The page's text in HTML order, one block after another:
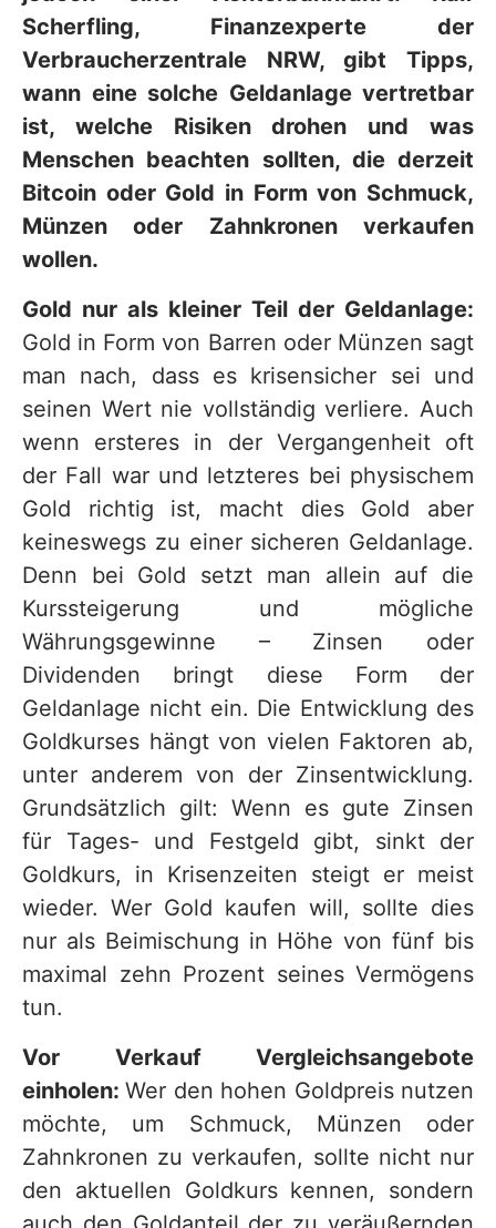
Scherfling, Finanzexperte der
Verbraucherzentrale NRW, gibt Tipps,
wann eine solche Geldanlage vertretbar
ist, welche Risiken drohen und was
Menschen beachten sollten, die derzeit
Bitcoin oder Gold in Form von Schmuck,
Münzen oder Zahnkronen verkaufen
wollen.
Gold nur als kleiner Teil der Geldanlage:
Gold in Form von Barren oder Münzen sagt
man nach, dass es krisensicher sei und
seinen Wert nie vollständig verliere. Auch
wenn ersteres in der Vergangenheit oft
der Fall war und letzteres bei physischem
Gold richtig ist, macht dies Gold aber
keineswegs zu einer sicheren Geldanlage.
Denn bei Gold setzt man allein auf die
Kurssteigerung und mögliche
Währungsgewinne – Zinsen oder
Dividenden bringt diese Form der
Geldanlage nicht ein. Die Entwicklung des
Goldkurses hängt von vielen Faktoren ab,
unter anderem von der Zinsentwicklung.
Grundsätzlich gilt: Wenn es gute Zinsen
für Tages- und Festgeld gibt, sinkt der
Goldkurs, in Krisenzeiten steigt er meist
wieder. Wer Gold kaufen will, sollte dies
nur als Beimischung in Höhe von fünf bis
maximal zehn Prozent seines Vermögens
tun.
Vor Verkauf Vergleichsangebote
einholen:Wer den hohen Goldpreis nutzen
möchte, um Schmuck, Münzen oder
Zahnkronen zu verkaufen, sollte nicht nur
den aktuellen Goldkurs kennen, sondern